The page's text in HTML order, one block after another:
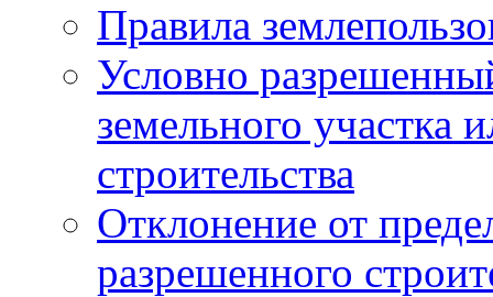
Правила
Условно
земельного участка
строительства
Отклонение от
разрешенного